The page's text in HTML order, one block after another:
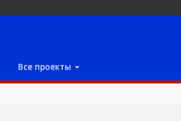
Все проекты